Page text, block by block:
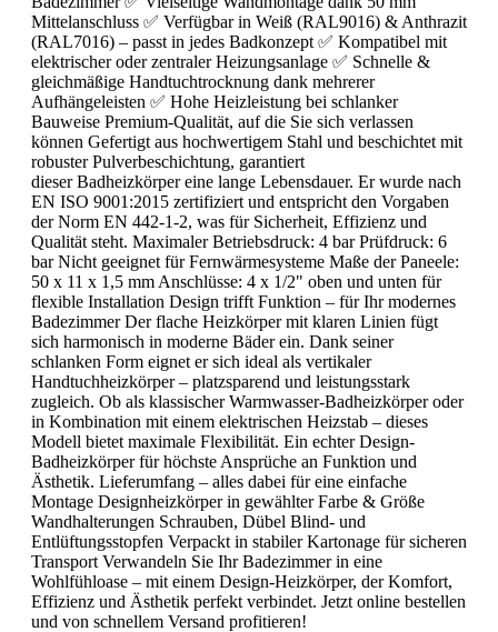
Mittelanschluss ✅ Verfügbar in Weiß (RAL9016) & Anthrazit
(RAL7016) – passt in jedes Badkonzept ✅ Kompatibel mit
elektrischer oder zentraler Heizungsanlage ✅ Schnelle &
gleichmäßige Handtuchtrocknung dank mehrerer
Aufhängeleisten ✅ Hohe Heizleistung bei schlanker
Bauweise Premium-Qualität, auf die Sie sich verlassen
können Gefertigt aus hochwertigem Stahl und beschichtet mit
robuster Pulverbeschichtung, garantiert
dieser Badheizkörper eine lange Lebensdauer. Er wurde nach
EN ISO 9001:2015 zertifiziert und entspricht den Vorgaben
der Norm EN 442-1-2, was für Sicherheit, Effizienz und
Qualität steht. Maximaler Betriebsdruck: 4 bar Prüfdruck: 6
bar Nicht geeignet für Fernwärmesysteme Maße der Paneele:
50 x 11 x 1,5 mm Anschlüsse: 4 x 1/2" oben und unten für
flexible Installation Design trifft Funktion – für Ihr modernes
Badezimmer Der flache Heizkörper mit klaren Linien fügt
sich harmonisch in moderne Bäder ein. Dank seiner
schlanken Form eignet er sich ideal als vertikaler
Handtuchheizkörper – platzsparend und leistungsstark
zugleich. Ob als klassischer Warmwasser-Badheizkörper oder
in Kombination mit einem elektrischen Heizstab – dieses
Modell bietet maximale Flexibilität. Ein echter Design-
Badheizkörper für höchste Ansprüche an Funktion und
Ästhetik. Lieferumfang – alles dabei für eine einfache
Montage Designheizkörper in gewählter Farbe & Größe
Wandhalterungen Schrauben, Dübel Blind- und
Entlüftungsstopfen Verpackt in stabiler Kartonage für sicheren
Transport Verwandeln Sie Ihr Badezimmer in eine
Wohlfühloase – mit einem Design-Heizkörper, der Komfort,
Effizienz und Ästhetik perfekt verbindet. Jetzt online bestellen
und von schnellem Versand profitieren!